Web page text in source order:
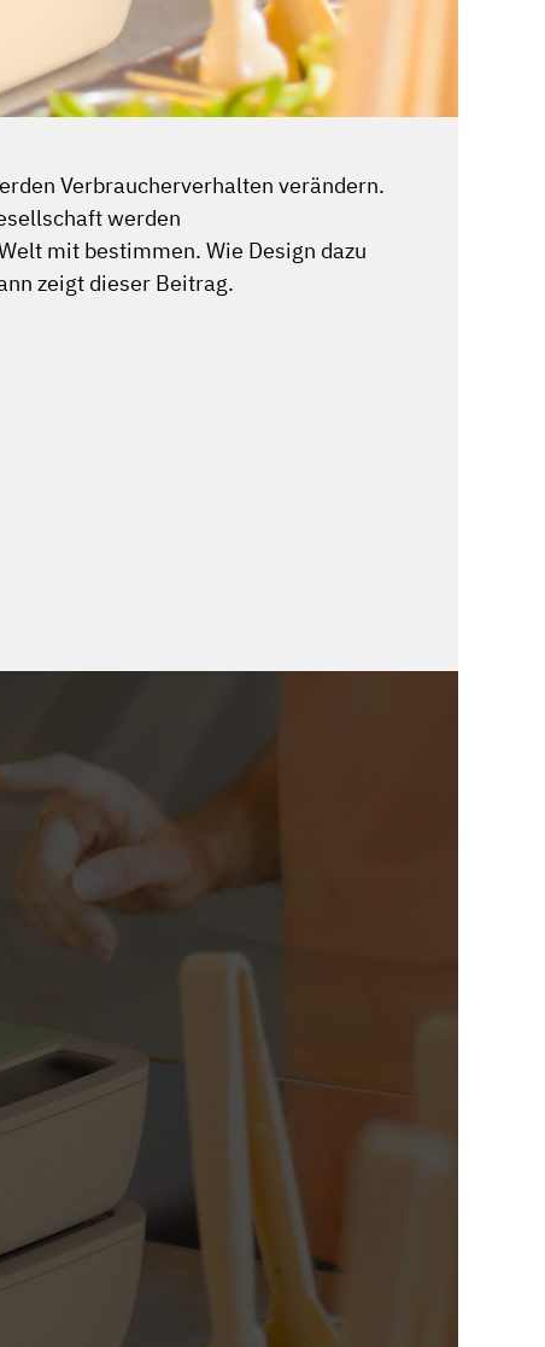
Verbraucherverhalten verändern.
werden
mit bestimmen. Wie Design dazu
zeigt dieser Beitrag.